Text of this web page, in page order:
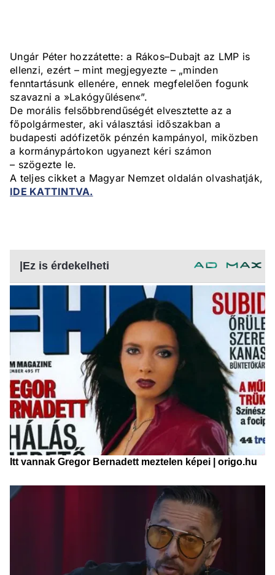
Ungár Péter hozzátette: a Rákos–Dubajt az LMP is
ellenzi, ezért – mint megjegyezte – „minden
fenntartásunk ellenére, ennek megfelelően fogunk
szavazni a »Lakógyűlésen«”.
De morális felsőbbrendűségét elvesztette az a
főpolgármester, aki választási időszakban a
budapesti adófizetők pénzén kampányol, miközben
a kormánypártokon ugyanezt kéri számon
– szögezte le.
A teljes cikket a Magyar Nemzet oldalán olvashatják,
IDE KATTINTVA.